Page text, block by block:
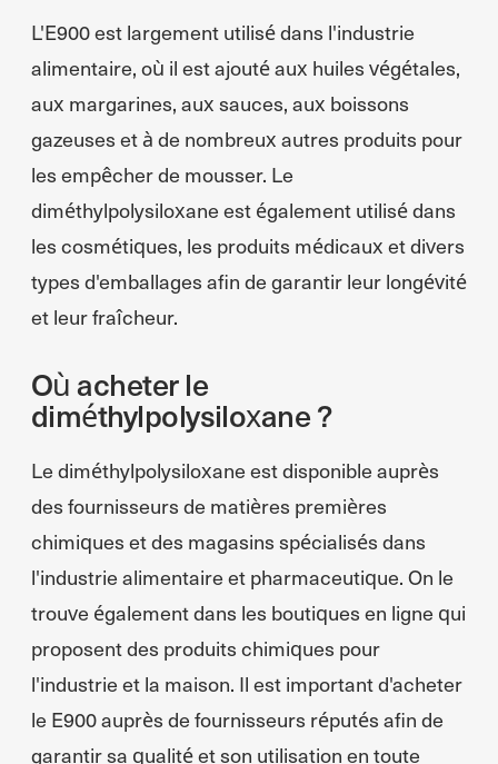
L'E900 est largement utilisé dans l'industrie
alimentaire, où il est ajouté aux huiles végétales,
aux margarines, aux sauces, aux boissons
gazeuses et à de nombreux autres produits pour
les empêcher de mousser. Le
diméthylpolysiloxane est également utilisé dans
les cosmétiques, les produits médicaux et divers
types d'emballages afin de garantir leur longévité
et leur fraîcheur.
Où acheter le
diméthylpolysiloxane ?
Le diméthylpolysiloxane est disponible auprès
des fournisseurs de matières premières
chimiques et des magasins spécialisés dans
l'industrie alimentaire et pharmaceutique. On le
trouve également dans les boutiques en ligne qui
proposent des produits chimiques pour
l'industrie et la maison. Il est important d'acheter
le E900 auprès de fournisseurs réputés afin de
garantir sa qualité et son utilisation en toute